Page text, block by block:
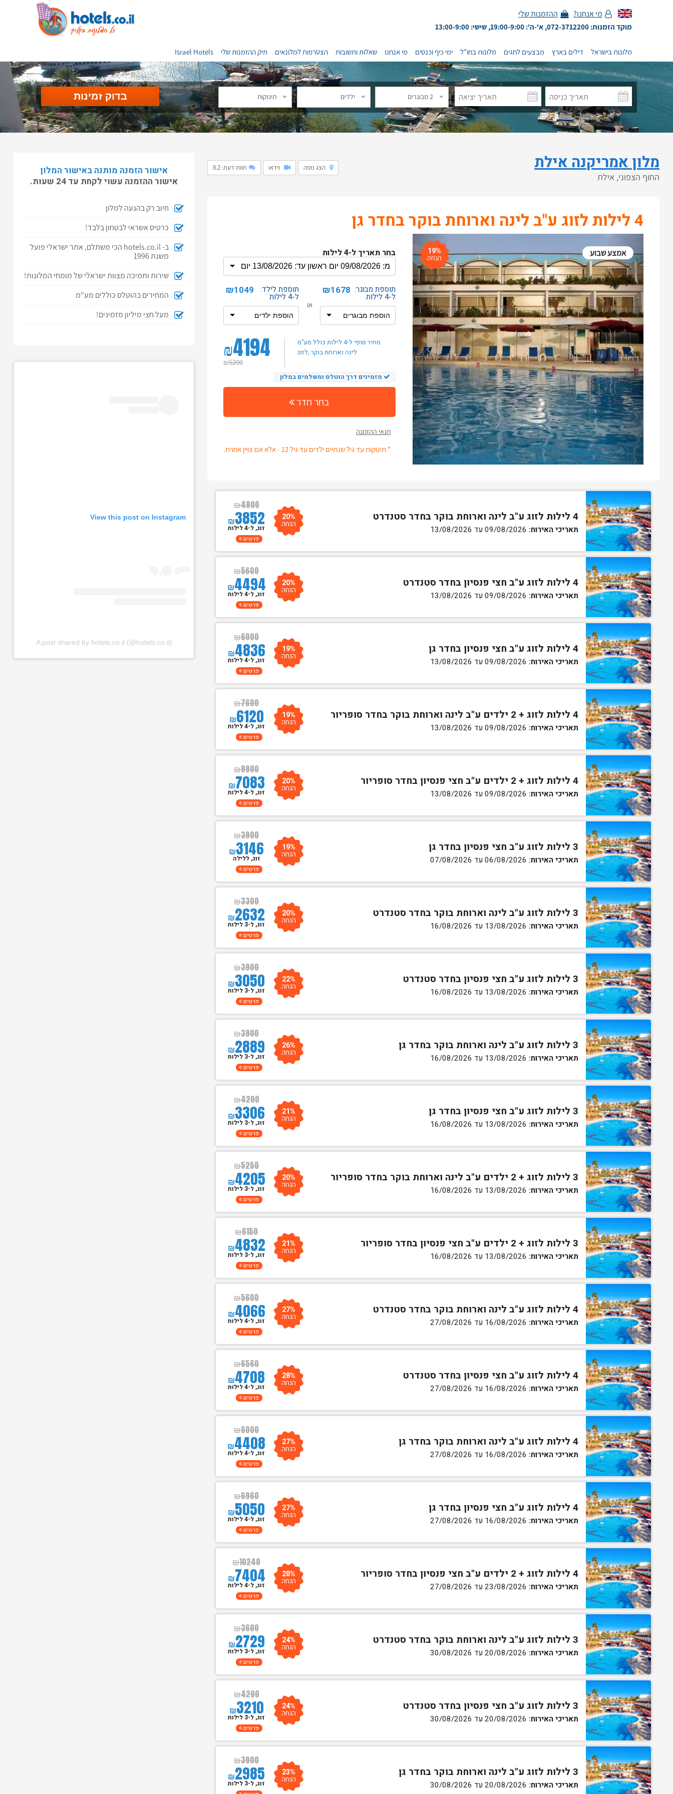
מי אנחנו? ההזמנות שלי
מוקד הזמנות: 072-3712200, א'-ה': 19:00-9:00, שישי: 13:00-9:00
מלונות בישראל דילים בארץ מבצעים לחגים מלונות בחו"ל ימי כיף וכנסים מי אנחנו שאלות ותשובות הצטרפות למלונאים תיק ההזמנות שלי Israel Hotels
2 מבוגרים ילדים תינוקות
מלון אמריקנה אילת
החוף הצפוני, אילת
חוות דעת: 8.2 וידאו הצג מפה
4 לילות לזוג ע"ב לינה וארוחת בוקר בחדר גן
אמצע שבוע 19%
הנחה בחר תאריך ל-4 לילות
תוספת מבוגר: ₪1678
ל-4 לילות
או
תוספת לילד: ₪1049
ל-4 לילות
₪4194
₪5200
מחיר סופי ל-4 לילות
כולל מע"מ
לזוג , לינה וארוחת בוקר
מזמינים דרך הוטלס ומשלמים במלון
בחר חדר
תנאי ההזמנה
* תינוקות עד גיל שנתיים ילדים עד גיל 12 - אלא אם צויין אחרת.
4 לילות לזוג ע"ב לינה וארוחת בוקר בחדר סטנדרט
תאריכי האירוח:
₪4800
₪3852 20%
הנחה זוג, ל-4 לילות
פרטים
4 לילות לזוג ע"ב חצי פנסיון בחדר סטנדרט
תאריכי האירוח:
₪5600
₪4494 20%
הנחה זוג, ל-4 לילות
פרטים
4 לילות לזוג ע"ב חצי פנסיון בחדר גן
תאריכי האירוח:
₪6000
₪4836 19%
הנחה זוג, ל-4 לילות
פרטים
4 לילות לזוג + 2 ילדים ע"ב לינה וארוחת בוקר בחדר סופריור
תאריכי האירוח:
₪7600
₪6120 19%
הנחה זוג, ל-4 לילות
פרטים
4 לילות לזוג + 2 ילדים ע"ב חצי פנסיון בחדר סופריור
תאריכי האירוח:
₪8800
₪7083 20%
הנחה זוג, ל-4 לילות
פרטים
3 לילות לזוג ע"ב חצי פנסיון בחדר גן
תאריכי האירוח:
₪3900
₪3146 19%
הנחה זוג, ללילה
פרטים
3 לילות לזוג ע"ב לינה וארוחת בוקר בחדר סטנדרט
תאריכי האירוח:
₪3300
₪2632 20%
הנחה זוג, ל-3 לילות
פרטים
3 לילות לזוג ע"ב חצי פנסיון בחדר סטנדרט
תאריכי האירוח:
₪3900
₪3050 22%
הנחה זוג, ל-3 לילות
פרטים
3 לילות לזוג ע"ב לינה וארוחת בוקר בחדר גן
תאריכי האירוח:
₪3900
₪2889 26%
הנחה זוג, ל-3 לילות
פרטים
3 לילות לזוג ע"ב חצי פנסיון בחדר גן
תאריכי האירוח:
₪4200
₪3306 21%
הנחה זוג, ל-3 לילות
פרטים
3 לילות לזוג + 2 ילדים ע"ב לינה וארוחת בוקר בחדר סופריור
תאריכי האירוח:
₪5250
₪4205 20%
הנחה זוג, ל-3 לילות
פרטים
3 לילות לזוג + 2 ילדים ע"ב חצי פנסיון בחדר סופריור
תאריכי האירוח:
₪6150
₪4832 21%
הנחה זוג, ל-3 לילות
פרטים
4 לילות לזוג ע"ב לינה וארוחת בוקר בחדר סטנדרט
תאריכי האירוח:
₪5600
₪4066 27%
הנחה זוג, ל-4 לילות
פרטים
4 לילות לזוג ע"ב חצי פנסיון בחדר סטנדרט
תאריכי האירוח:
₪6560
₪4708 28%
הנחה זוג, ל-4 לילות
פרטים
4 לילות לזוג ע"ב לינה וארוחת בוקר בחדר גן
תאריכי האירוח:
₪6000
₪4408 27%
הנחה זוג, ל-4 לילות
פרטים
4 לילות לזוג ע"ב חצי פנסיון בחדר גן
תאריכי האירוח:
₪6960
₪5050 27%
הנחה זוג, ל-4 לילות
פרטים
4 לילות לזוג + 2 ילדים ע"ב חצי פנסיון בחדר סופריור
תאריכי האירוח:
₪10240
₪7404 28%
הנחה זוג, ל-4 לילות
פרטים
3 לילות לזוג ע"ב לינה וארוחת בוקר בחדר סטנדרט
תאריכי האירוח:
₪3600
₪2729 24%
הנחה זוג, ל-3 לילות
פרטים
3 לילות לזוג ע"ב חצי פנסיון בחדר סטנדרט
תאריכי האירוח:
₪4200
₪3210 24%
הנחה זוג, ל-3 לילות
פרטים
3 לילות לזוג ע"ב לינה וארוחת בוקר בחדר גן
תאריכי האירוח:
₪3900
₪2985 23%
הנחה זוג, ל-3 לילות
אישור הזמנה מותנה באישור המלון
אישור ההזמנה עשוי לקחת עד 24 שעות.
חיוב רק בהגעה למלון
כרטיס אשראי לבטחון בלבד!
ב- hotels.co.il הכי משתלם, אתר ישראלי פועל
משנת 1996
שירות ותמיכה מצוות ישראלי של מומחי המלונות!
המחירים בהוטלס כוללים מע"מ
מעל חצי מיליון מזמינים!
View this post on Instagram
A post shared by hotels.co.il (@hotels.co.il)